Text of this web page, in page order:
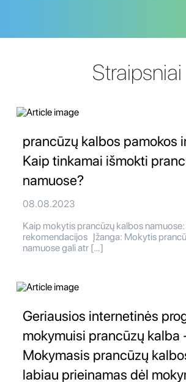
Straipsniai
prancūzų kalbos pamokos
Kaip tinkamai išmokti
namuose?
08.08.2023
Kaip mokytis prancūzų kalbos
rekomendacijos Įžanga: Mokytis
namuose gali atr […]
Geriausios internetinės
mokymuisi prancūzų kalba
Mokymasis prancūzų
labiau prieinamas dėl